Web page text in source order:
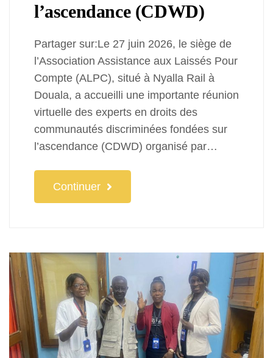
l’ascendance (CDWD)
Partager sur:Le 27 juin 2026, le siège de
l’Association Assistance aux Laissés Pour
Compte (ALPC), situé à Nyalla Rail à
Douala, a accueilli une importante réunion
virtuelle des experts en droits des
communautés discriminées fondées sur
l’ascendance (CDWD) organisé par…
Continuer